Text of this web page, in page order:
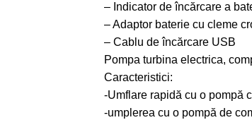
– Indicator de încărcare a
– Adaptor baterie cu cleme
– Cablu de încărcare USB
Pompa turbina electrica,
Caracteristici:
-Umflare rapidă cu o pompă
-umplerea cu o pompă de